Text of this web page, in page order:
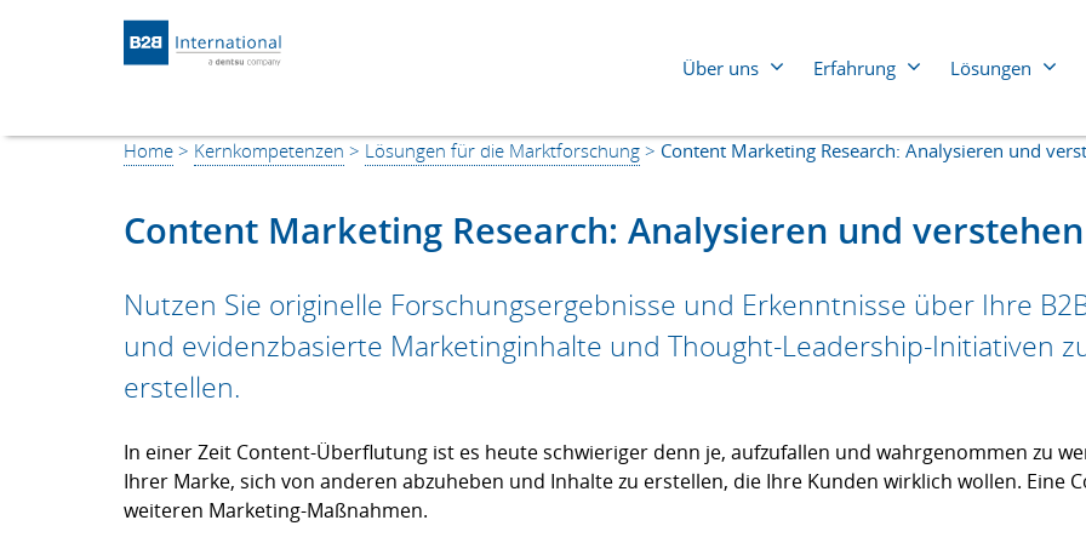
Return to Homepage
Über uns Erfahrung
Automobilindustrie
Bildungswesen
Chemie
Dienstleistung und
Energie
Pharma und
Industrie
Lösungen
Der 2025 Superpowers Index
Der Superpowers Index 2024
Home > Kernkompetenzen > Lösungen für die Marktforschung > Content Marketing Research: Analysieren und
Content Marketing Research: Analysieren und
Nutzen Sie originelle Forschungsergebnisse und Erkenntnisse über Ihre
und evidenzbasierte Marketinginhalte und Thought-Leadership-Initiativen
erstellen.
In einer Zeit Content-Überflutung ist es heute schwieriger denn je, aufzufallen und wahrgenommen zu
Ihrer Marke, sich von anderen abzuheben und Inhalte zu erstellen, die Ihre Kunden wirklich wollen. Eine
weiteren Marketing-Maßnahmen.